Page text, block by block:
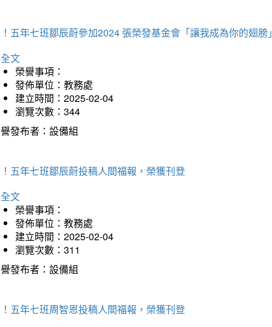
五年七班鄒辰蔚參加2024 張榮發基金會「讓我成為你的翅
文
榮譽事項：
發佈單位：教務處
建立時間：2025-02-04
瀏覽次數：344
發布者：設備組
五年七班鄒辰蔚投稿人間福報，榮獲刊登
文
榮譽事項：
發佈單位：教務處
建立時間：2025-02-04
瀏覽次數：311
發布者：設備組
五年七班周智恩投稿人間福報，榮獲刊登